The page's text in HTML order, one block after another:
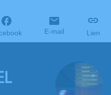
E-mail Lien